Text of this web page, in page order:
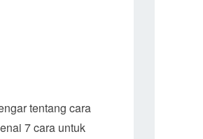
tentang cara
7 cara untuk